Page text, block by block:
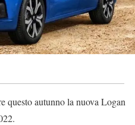
questo autunno la nuova Logan